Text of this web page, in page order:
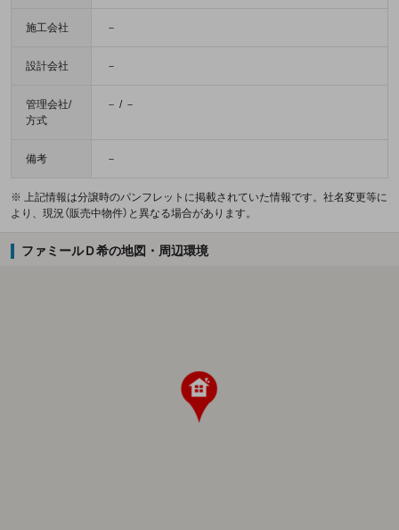
施工会社 －
設計会社 －
管理会社/
方式
－ / －
備考 －
※ 上記情報は分譲時のパンフレットに掲載されていた情報です。社名変更等に
より、現況（販売中物件）と異なる場合があります。
ファミールＤ希の地図・周辺環境